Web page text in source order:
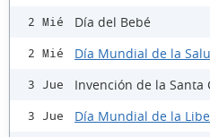
2 Mié Día del Bebé
2 Mié Día Mundial de la
3 Jue Invención de la Santa
3 Jue Día Mundial de la